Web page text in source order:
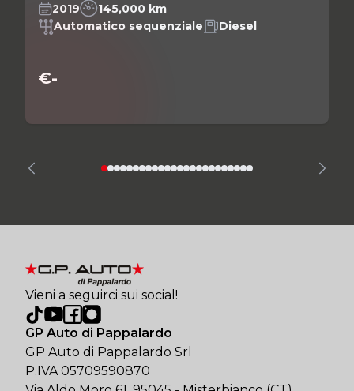
2019
145,000 km
Automatico sequenziale
Diesel
€-
Vieni a seguirci sui social!
GP Auto di Pappalardo
GP Auto di Pappalardo Srl
P.IVA 05709590870